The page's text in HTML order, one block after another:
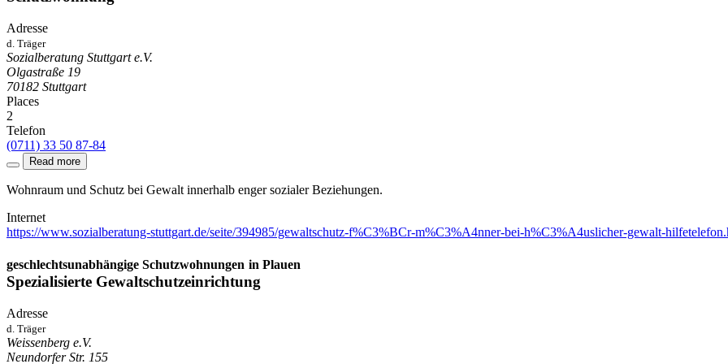
Adresse
d. Träger
Sozialberatung Stuttgart e.V.
Olgastraße 19
70182 Stuttgart
Places
2
Telefon
(0711) 33 50 87-84
Read more
Wohnraum und Schutz bei Gewalt innerhalb enger sozialer Beziehungen.
Internet
https://www.sozialberatung-stuttgart.de/seite/394985/gewaltschutz-f%C3%BCr-m%C3%A4nner-bei-h%C3%A4uslicher-gewalt-
geschlechtsunabhängige Schutzwohnungen in Plauen
Spezialisierte Gewaltschutzeinrichtung
Adresse
d. Träger
Weissenberg e.V.
Neundorfer Str. 155